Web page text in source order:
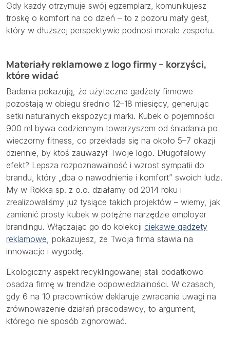
Gdy każdy otrzymuje swój egzemplarz, komunikujesz
troskę o komfort na co dzień – to z pozoru mały gest,
który w dłuższej perspektywie podnosi morale zespołu.
Materiały reklamowe z logo firmy – korzyści,
które widać
Badania pokazują, że użyteczne gadżety firmowe
pozostają w obiegu średnio 12–18 miesięcy, generując
setki naturalnych ekspozycji marki. Kubek o pojemności
900 ml bywa codziennym towarzyszem od śniadania po
wieczorny fitness, co przekłada się na około 5–7 okazji
dziennie, by ktoś zauważył Twoje logo. Długofalowy
efekt? Lepsza rozpoznawalność i wzrost sympatii do
brandu, który „dba o nawodnienie i komfort” swoich ludzi.
My w Rokka sp. z o.o. działamy od 2014 roku i
zrealizowaliśmy już tysiące takich projektów – wiemy, jak
zamienić prosty kubek w potężne narzędzie employer
brandingu. Włączając go do kolekcji ciekawe gadżety
reklamowe, pokazujesz, że Twoja firma stawia na
innowacje i wygodę.
Ekologiczny aspekt recyklingowanej stali dodatkowo
osadza firmę w trendzie odpowiedzialności. W czasach,
gdy 6 na 10 pracowników deklaruje zwracanie uwagi na
zrównoważenie działań pracodawcy, to argument,
którego nie sposób zignorować.